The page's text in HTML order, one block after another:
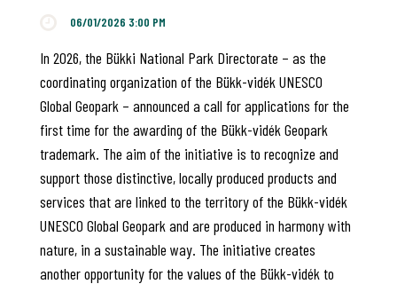
06/01/2026 3:00 PM
In 2026, the Bükki National Park Directorate – as the
coordinating organization of the Bükk-vidék UNESCO
Global Geopark – announced a call for applications for the
first time for the awarding of the Bükk-vidék Geopark
trademark. The aim of the initiative is to recognize and
support those distinctive, locally produced products and
services that are linked to the territory of the Bükk-vidék
UNESCO Global Geopark and are produced in harmony with
nature, in a sustainable way. The initiative creates
another opportunity for the values of the Bükk-vidék to